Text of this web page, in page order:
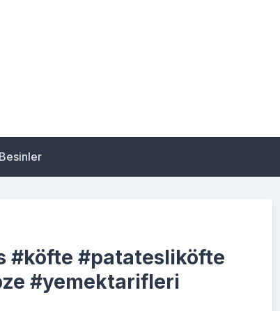
Besinler
#köfte #patatesliköfte
#yemektarifleri